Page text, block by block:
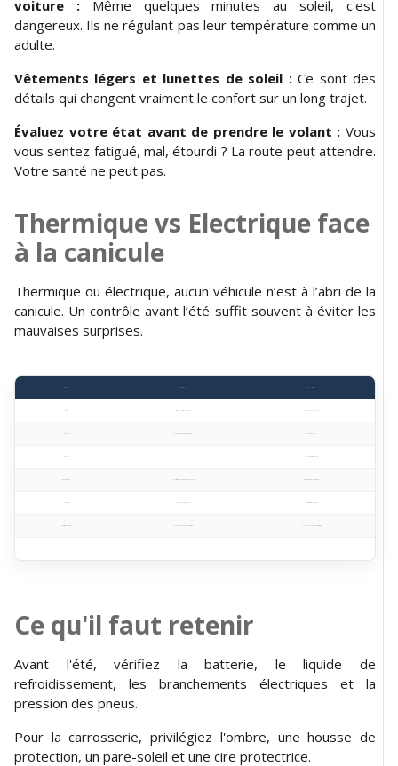
voiture : Même quelques minutes au soleil, c'est
dangereux. Ils ne régulant pas leur température comme un
adulte.
Vêtements légers et lunettes de soleil :Ce sont des
détails qui changent vraiment le confort sur un long trajet.
Évaluez votre état avant de prendre le volant : Vous
vous sentez fatigué, mal, étourdi ? La route peut attendre.
Votre santé ne peut pas.
Thermique vs Electrique face
à la canicule
Thermique ou électrique, aucun véhicule n’est à l’abri de la
canicule. Un contrôle avant l’été suffit souvent à éviter les
mauvaises surprises.
Ce qu'il faut retenir
Avant l'été, vérifiez la batterie, le liquide de
refroidissement, les branchements électriques et la
pression des pneus.
Pour la carrosserie, privilégiez l'ombre, une housse de
protection, un pare-soleil et une cire protectrice.